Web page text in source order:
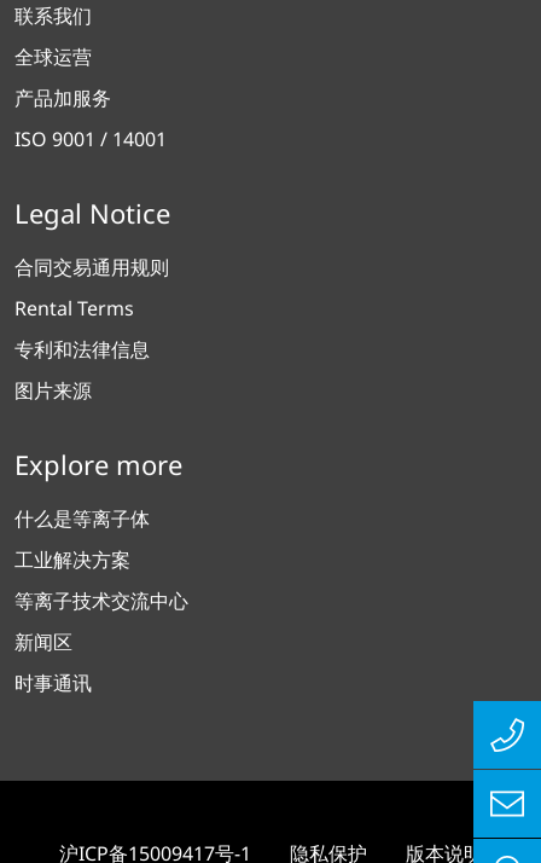
联系我们
全球运营
产品加服务
ISO 9001 / 14001
Legal Notice
合同交易通用规则
Rental Terms
专利和法律信息
图片来源
Explore more
什么是等离子体
工业解决方案
等离子技术交流中心
新闻区
时事通讯
沪ICP备15009417号-1 隐私保护 版本说明